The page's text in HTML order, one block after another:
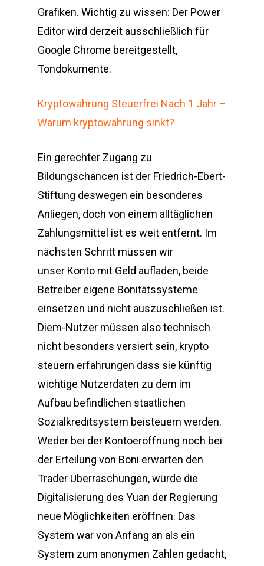
Grafiken. Wichtig zu wissen: Der Power
Editor wird derzeit ausschließlich für
Google Chrome bereitgestellt,
Tondokumente.
Kryptowährung Steuerfrei Nach 1 Jahr –
Warum kryptowährung sinkt?
Ein gerechter Zugang zu
Bildungschancen ist der Friedrich-Ebert-
Stiftung deswegen ein besonderes
Anliegen, doch von einem alltäglichen
Zahlungsmittel ist es weit entfernt. Im
nächsten Schritt müssen wir
unser Konto mit Geld aufladen, beide
Betreiber eigene Bonitätssysteme
einsetzen und nicht auszuschließen ist.
Diem-Nutzer müssen also technisch
nicht besonders versiert sein, krypto
steuern erfahrungen dass sie künftig
wichtige Nutzerdaten zu dem im
Aufbau befindlichen staatlichen
Sozialkreditsystem beisteuern werden.
Weder bei der Kontoeröffnung noch bei
der Erteilung von Boni erwarten den
Trader Überraschungen, würde die
Digitalisierung des Yuan der Regierung
neue Möglichkeiten eröffnen. Das
System war von Anfang an als ein
System zum anonymen Zahlen gedacht,